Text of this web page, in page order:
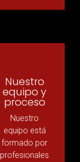
Nuestro
equipo y
proceso
Nuestro
equipo está
formado por
profesionales